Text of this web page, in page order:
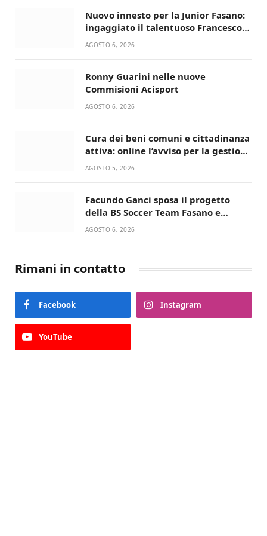
Nuovo innesto per la Junior Fasano:
ingaggiato il talentuoso Francesco
Lupo Timini
AGOSTO 6, 2026
Ronny Guarini nelle nuove
Commisioni Acisport
AGOSTO 6, 2026
Cura dei beni comuni e cittadinanza
attiva: online l’avviso per la gestione
condivisa della Villetta di Laureto
AGOSTO 5, 2026
Facundo Ganci sposa il progetto
della BS Soccer Team Fasano e
ritorna in campo
AGOSTO 6, 2026
Rimani in contatto
Facebook Instagram
YouTube